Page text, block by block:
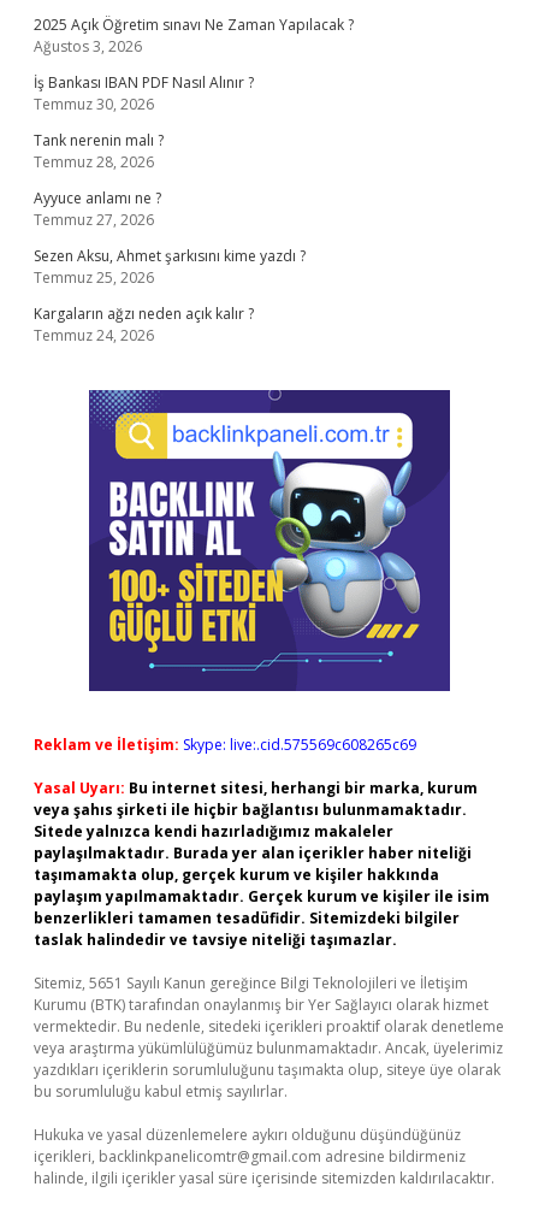
2025 Açık Öğretim sınavı Ne Zaman Yapılacak ?
Ağustos 3, 2026
İş Bankası IBAN PDF Nasıl Alınır ?
Temmuz 30, 2026
Tank nerenin malı ?
Temmuz 28, 2026
Ayyuce anlamı ne ?
Temmuz 27, 2026
Sezen Aksu, Ahmet şarkısını kime yazdı ?
Temmuz 25, 2026
Kargaların ağzı neden açık kalır ?
Temmuz 24, 2026
Reklam ve İletişim: Skype: live:.cid.575569c608265c69
Yasal Uyarı: Bu internet sitesi, herhangi bir marka, kurum
veya şahıs şirketi ile hiçbir bağlantısı bulunmamaktadır.
Sitede yalnızca kendi hazırladığımız makaleler
paylaşılmaktadır. Burada yer alan içerikler haber niteliği
taşımamakta olup, gerçek kurum ve kişiler hakkında
paylaşım yapılmamaktadır. Gerçek kurum ve kişiler ile isim
benzerlikleri tamamen tesadüfidir. Sitemizdeki bilgiler
taslak halindedir ve tavsiye niteliği taşımazlar.
Sitemiz, 5651 Sayılı Kanun gereğince Bilgi Teknolojileri ve İletişim
Kurumu (BTK) tarafından onaylanmış bir Yer Sağlayıcı olarak hizmet
vermektedir. Bu nedenle, sitedeki içerikleri proaktif olarak denetleme
veya araştırma yükümlülüğümüz bulunmamaktadır. Ancak, üyelerimiz
yazdıkları içeriklerin sorumluluğunu taşımakta olup, siteye üye olarak
bu sorumluluğu kabul etmiş sayılırlar.
Hukuka ve yasal düzenlemelere aykırı olduğunu düşündüğünüz
içerikleri, backlinkpanelicomtr@gmail.com adresine bildirmeniz
halinde, ilgili içerikler yasal süre içerisinde sitemizden kaldırılacaktır.